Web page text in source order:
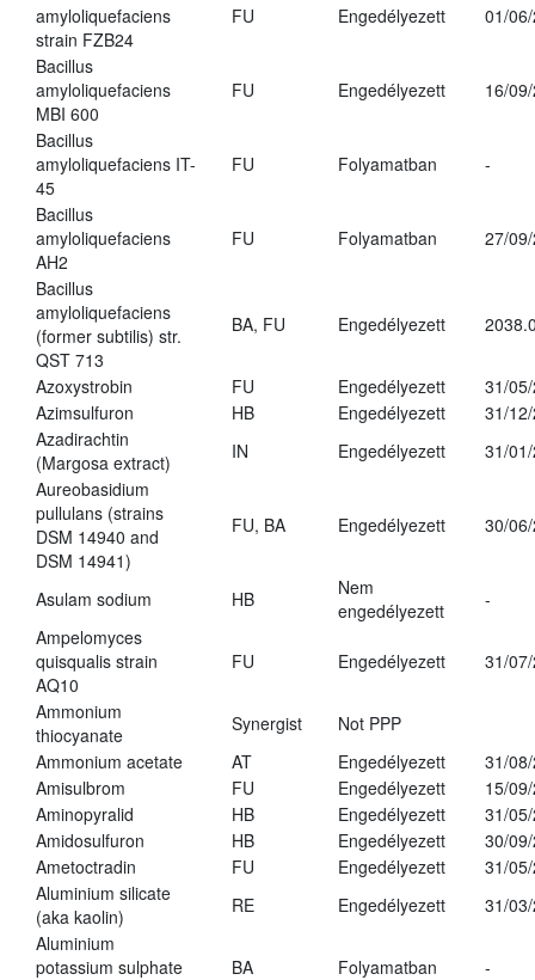
amyloliquefaciens
strain FZB24
FU Engedélyezett 01/
Bacillus
amyloliquefaciens
MBI 600
FU Engedélyezett 16/
Bacillus
amyloliquefaciens IT-
45
FU Folyamatban -
Bacillus
amyloliquefaciens
AH2
FU Folyamatban 27/
Bacillus
amyloliquefaciens
(former subtilis) str.
QST 713
BA, FU Engedélyezett
Azoxystrobin FU Engedélyezett
31/
Azimsulfuron
HB Engedélyezett
31/
Azadirachtin
(Margosa extract)
IN Engedélyezett
31/
Aureobasidium
pullulans (strains
DSM 14940 and
DSM 14941)
FU, BA Engedélyezett 30/
Asulam sodium HB
Nem
engedélyezett
-
Ampelomyces
quisqualis strain
AQ10
FU Engedélyezett 31/
Ammonium
thiocyanate
Synergist
Not PPP
Ammonium acetate
AT Engedélyezett
31/
Amisulbrom
FU Engedélyezett
15/
Aminopyralid
HB Engedélyezett
31/
Amidosulfuron
HB Engedélyezett
30/
Ametoctradin
FU Engedélyezett
31/
Aluminium silicate
(aka kaolin)
RE Engedélyezett
31/
Aluminium
potassium sulphate
BA Folyamatban -